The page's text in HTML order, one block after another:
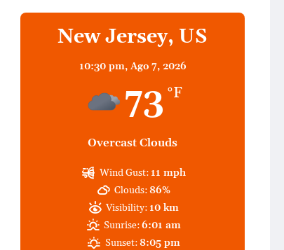
New Jersey, US
10:30 pm, Ago 7, 2026
73 °F
Overcast Clouds
Wind Gust: 11 mph
Clouds:86%
Visibility: 10 km
Sunrise:6:01 am
Sunset:8:05 pm